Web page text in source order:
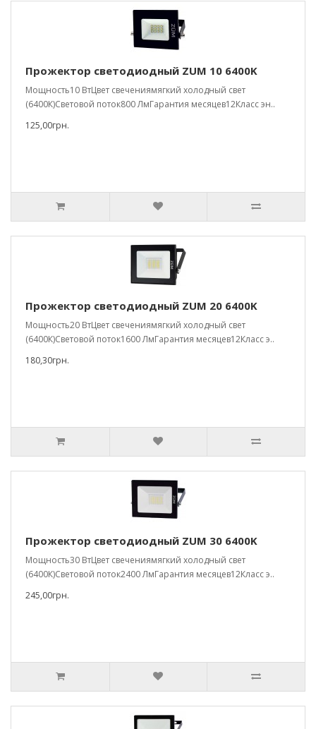
Прожектор светодиодный ZUM 10 6400K
Мощность10 ВтЦвет свечениямягкий холодный свет
(6400К)Световой поток800 ЛмГарантия месяцев12Класс эн..
125,00грн.
Прожектор светодиодный ZUM 20 6400K
Мощность20 ВтЦвет свечениямягкий холодный свет
(6400К)Световой поток1600 ЛмГарантия месяцев12Класс э..
180,30грн.
Прожектор светодиодный ZUM 30 6400K
Мощность30 ВтЦвет свечениямягкий холодный свет
(6400К)Световой поток2400 ЛмГарантия месяцев12Класс э..
245,00грн.